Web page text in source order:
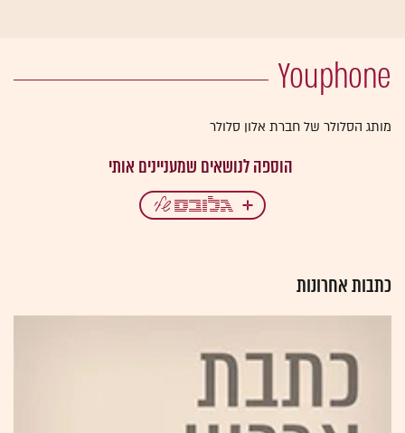
מותג הסלולר של חברת אלון סלולר
כתבות אחרונות